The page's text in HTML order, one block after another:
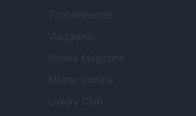
Tuobenessere
Viaggiamo
Nonne Magazine
Milano Cortina
Luxury Club